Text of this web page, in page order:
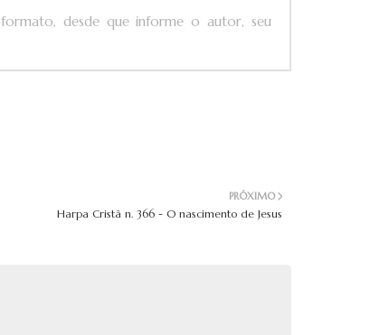
desde que informe o autor, seu
PRÓXIMO
Harpa Cristã n. 366 - O nascimento de Jesus